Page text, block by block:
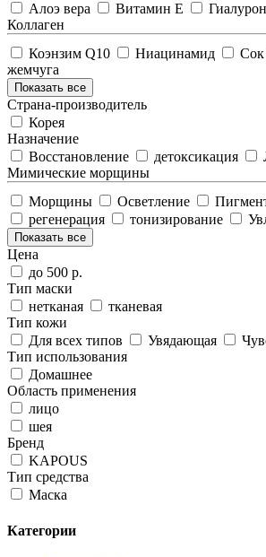
Алоэ вера
Витамин Е
Коллаген
Коэнзим Q10
Ниацинамид
жемчуга
Показать все
Страна-производитель
Корея
Назначение
Восстановление
детоксикация
Мимические морщины
Морщины
Осветление
регенерация
тонизирование
Показать все
Цена
до 500 р.
Тип маски
нетканая
тканевая
Тип кожи
Для всех типов
Увядающая
Тип использования
Домашнее
Область применения
лицо
шея
Бренд
KAPOUS
Тип средства
Маска
Категории